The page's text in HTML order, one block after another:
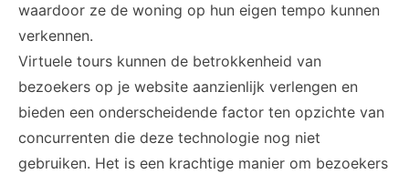
waardoor ze de woning op hun eigen tempo kunnen
verkennen.
Virtuele tours kunnen de betrokkenheid van
bezoekers op je website aanzienlijk verlengen en
bieden een onderscheidende factor ten opzichte van
concurrenten die deze technologie nog niet
gebruiken. Het is een krachtige manier om bezoekers